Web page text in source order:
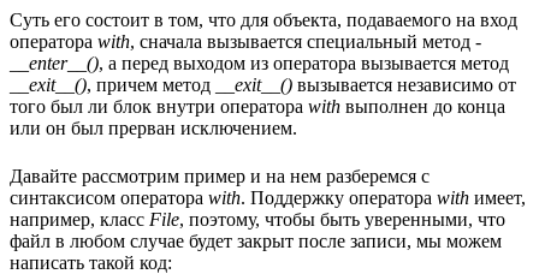
Суть его состоит в том, что для объекта, подаваемого на вход
оператора with, сначала вызывается специальный метод -
__enter__(), а перед выходом из оператора вызывается метод
__exit__(), причем метод __exit__() вызывается независимо от
того был ли блок внутри оператора with выполнен до конца
или он был прерван исключением.
Давайте рассмотрим пример и на нем разберемся с
синтаксисом оператора with. Поддержку оператора with имеет,
например, класс File, поэтому, чтобы быть уверенными, что
файл в любом случае будет закрыт после записи, мы можем
написать такой код: